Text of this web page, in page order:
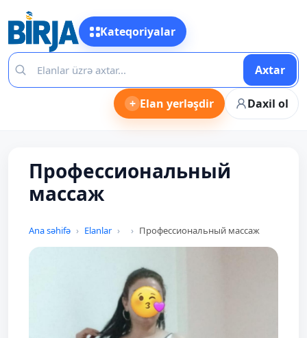
Kateqoriyalar
Axtar
+ Elan yerləşdir Daxil ol
Профессиональный
массаж
Ana səhifə Elanlar Профессиональный массаж